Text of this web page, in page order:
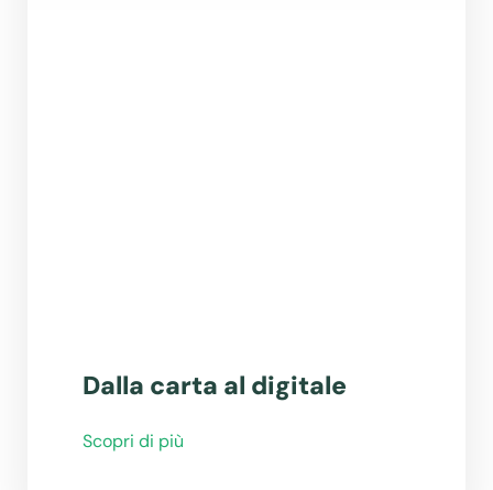
Dalla carta al digitale
Scopri di più